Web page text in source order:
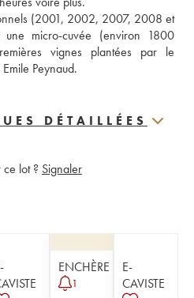
(2001, 2002, 2007, 2008 et
micro-cuvée (environ 1800
vignes plantées par le
Peynaud.
DÉTAILLÉES
lot ? Signaler
ENCHÈRE
1
E-
CAVISTE